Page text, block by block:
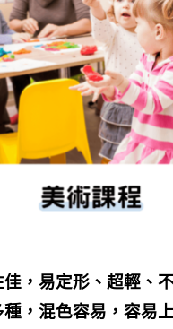
佳，易定形、超輕、
種，混色容易，容易